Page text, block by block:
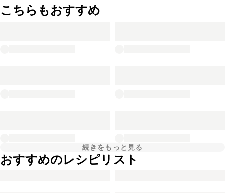
こちらもおすすめ
続きをもっと見る
おすすめのレシピリスト